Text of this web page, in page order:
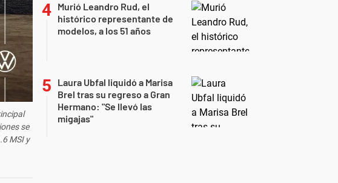
se
MSI y
Murió Leandro Rud, el
histórico representante de
modelos, a los 51 años
Laura Ubfal liquidó a Marisa
Brel tras su regreso a Gran
Hermano: "Se llevó las
migajas"